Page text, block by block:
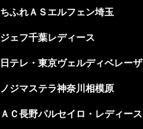
ちふれＡＳエルフェン埼玉
ジェフ千葉レディース
日テレ・東京ヴェルディベレーザ
ノジマステラ神奈川相模原
ＡＣ長野パルセイロ・レディース